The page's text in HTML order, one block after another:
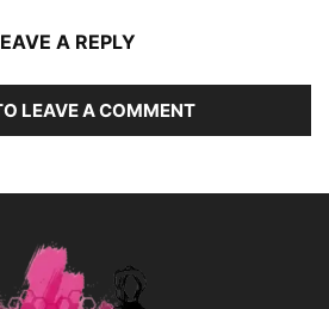
A REPLY
LEAVE A COMMENT